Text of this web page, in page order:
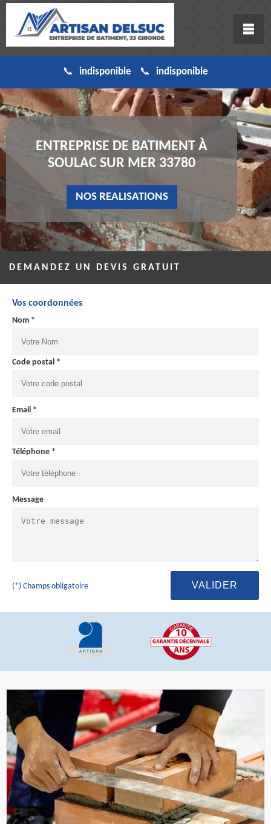
indisponible indisponible
ENTREPRISE DE BATIMENT À
SOULAC SUR MER 33780
NOS REALISATIONS
DEMANDEZ UN DEVIS GRATUIT
Vos coordonnées
Nom *
Code postal *
Email *
Téléphone *
Message
(*) Champs obligatoire